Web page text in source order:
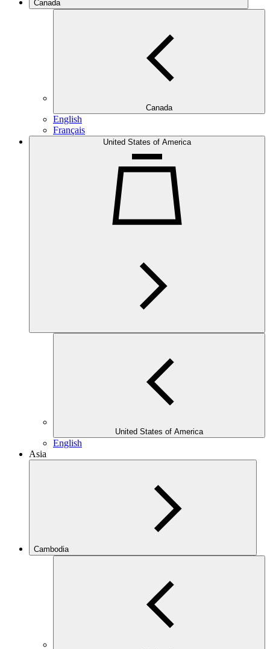
Canada
Canada
English
Français
United States of America
United States of America
English
Asia
Cambodia